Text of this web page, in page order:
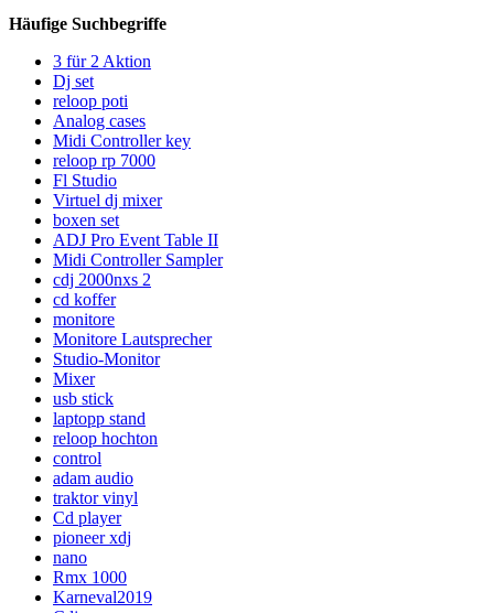
Häufige Suchbegriffe
3 für 2 Aktion
Dj set
reloop poti
Analog cases
Midi Controller key
reloop rp 7000
Fl Studio
Virtuel dj mixer
boxen set
ADJ Pro Event Table II
Midi Controller Sampler
cdj 2000nxs 2
cd koffer
monitore
Monitore Lautsprecher
Studio-Monitor
Mixer
usb stick
laptopp stand
reloop hochton
control
adam audio
traktor vinyl
Cd player
pioneer xdj
nano
Rmx 1000
Karneval2019